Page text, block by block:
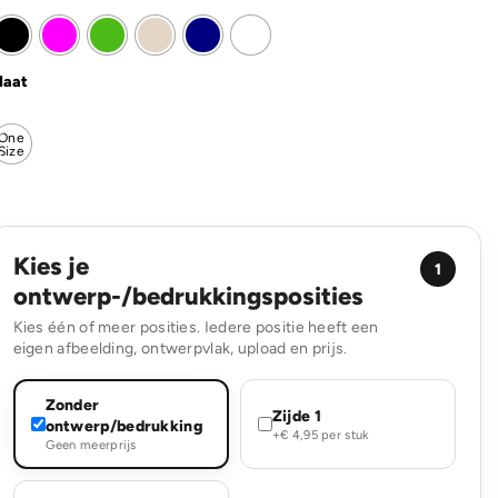
Kies je
ontwerp-/bedrukkingsposities
Kies één of meer posities. Iedere positie heeft een
eigen afbeelding, ontwerpvlak, upload en prijs.
1
Zonder
ontwerp/bedrukking
Geen meerprijs
Zijde 1
+€ 4,95 per stuk